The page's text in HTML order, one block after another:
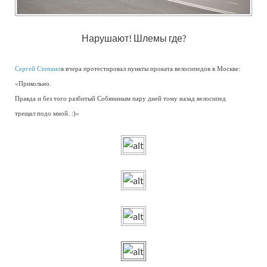
Нарушают! Шлемы где?
Сергей Степанов вчера протестировал пункты проката велосипедов в Москве:
«Прикольно.
Правда и без того разбитый Собяниным пару дней тому назад велосипед
трещал подо мной. :)»